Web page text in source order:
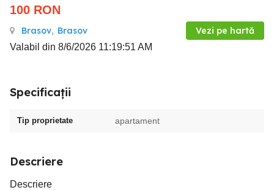
100 RON
Brasov, Brasov Vezi pe hartă
Valabil din 8/6/2026 11:19:51 AM
Specificații
Tip proprietate apartament
Descriere
Descriere